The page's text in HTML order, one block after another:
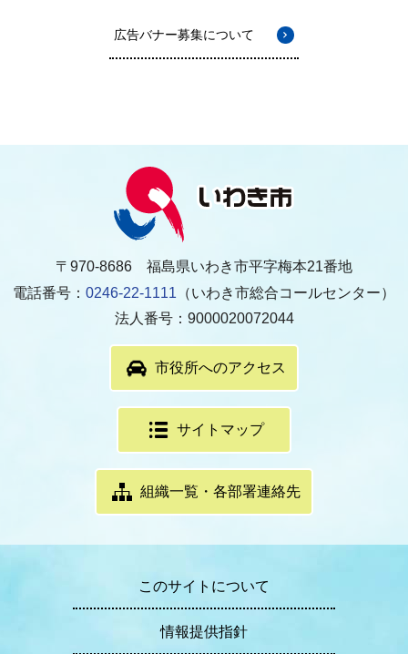
広告バナー募集について
〒970-8686 福島県いわき市平字梅本21番地
電話番号： 0246-22-1111 （いわき市総合コールセンター）
法人番号：9000020072044
市役所へのアクセス
サイトマップ
組織一覧・各部署連絡先
このサイトについて
情報提供指針